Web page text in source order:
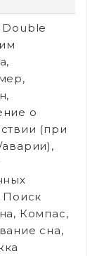
о
(при
Поиск
Компас,
сна,